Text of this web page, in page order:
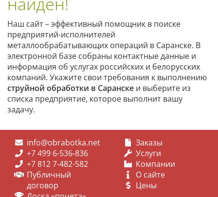
Наш сайт – эффективный помощник в поиске
предприятий-исполнителей
металлообрабатывающих операций в Саранске. В
электронной базе собраны контактные данные и
информация об услугах российских и белорусских
компаний. Укажите свои требования к выполнению
струйной обработки в Саранске и выберите из
списка предприятие, которое выполнит вашу
задачу.
info@obrabotka.net
+7 499 6-536-836
+7 812 7-482-582
Публичный
договор
Заказы
Услуги
Компании
О сайте
Цены